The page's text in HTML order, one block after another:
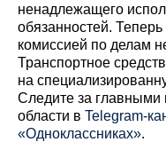
ненадлежащего
обязанностей.
комиссией по делам
Транспортное
на
Cледите за
области в Telegram-
«Одноклассниках».